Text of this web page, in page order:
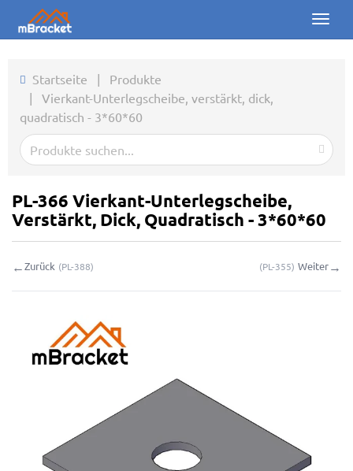
Toggle
Produkte
Über uns
Downloads
Online-Anfrage
Meine Anfragen
Startseite | Produkte
| Vierkant-Unterlegscheibe, verstärkt, dick,
quadratisch - 3*60*60
PL-366 Vierkant-Unterlegscheibe,
Verstärkt, Dick, Quadratisch - 3*60*60
←Zurück (PL-388) (PL-355) Weiter→